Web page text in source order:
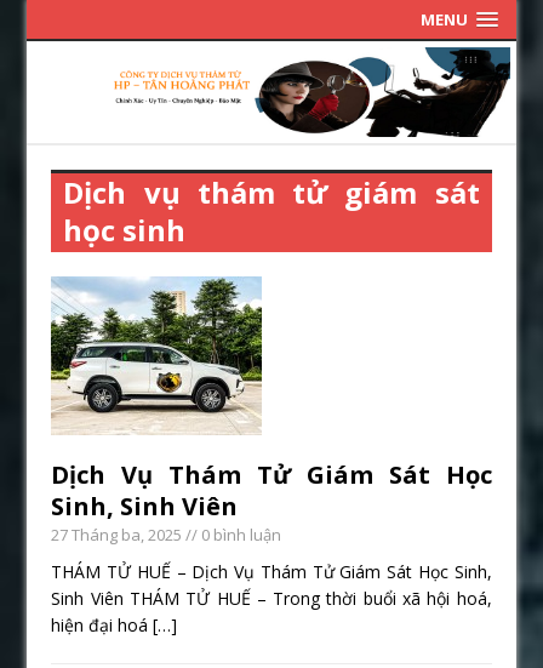
MENU
Dịch vụ thám tử giám sát
học sinh
Dịch Vụ Thám Tử Giám Sát Học
Sinh, Sinh Viên
27 Tháng ba, 2025 // 0 bình luận
THÁM TỬ HUẾ – Dịch Vụ Thám Tử Giám Sát Học Sinh,
Sinh Viên THÁM TỬ HUẾ – Trong thời buổi xã hội hoá,
hiện đại hoá[…]